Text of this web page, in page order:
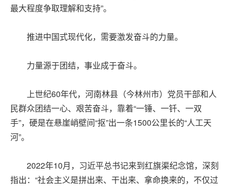
最大程度争取理解和支持”。
推进中国式现代化，需要激发奋斗的力量。
力量源于团结，事业成于奋斗。
上世纪60年代，河南林县（今林州市）党员干部和人
民群众团结一心、艰苦奋斗，靠着“一锤、一钎、一双
手”，硬是在悬崖峭壁间“抠”出一条1500公里长的“人工天
河”。
2022年10月，习近平总书记来到红旗渠纪念馆，深刻
指出：“社会主义是拼出来、干出来、拿命换来的，不仅过